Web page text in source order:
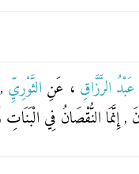
عَبْدُ الرَّزَّاقِ ، عَنِ الثَّوْرِيِّ
إِنَّمَا النُّقْصَانُ فِي